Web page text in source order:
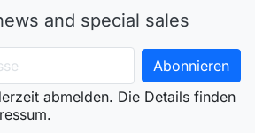
and special sales
abmelden. Die Details finden